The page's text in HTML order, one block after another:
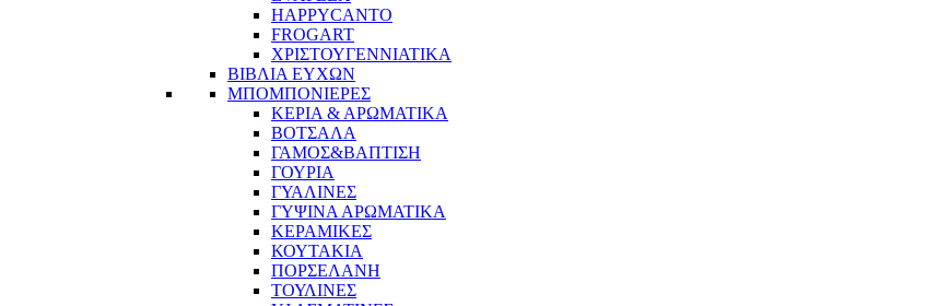
HAPPYCANTO
FROGART
ΧΡΙΣΤΟΥΓΕΝΝΙΑΤΙΚΑ
ΒΙΒΛΙΑ ΕΥΧΩΝ
ΜΠΟΜΠΟΝΙΕΡΕΣ
ΚΕΡΙΑ & ΑΡΩΜΑΤΙΚΑ
ΒΟΤΣΑΛΑ
ΓΑΜΟΣ&ΒΑΠΤΙΣΗ
ΓΟΥΡΙΑ
ΓΥΑΛΙΝΕΣ
ΓΥΨΙΝΑ ΑΡΩΜΑΤΙΚΑ
ΚΕΡΑΜΙΚΕΣ
ΚΟΥΤΑΚΙΑ
ΠΟΡΣΕΛΑΝΗ
ΤΟΥΛΙΝΕΣ